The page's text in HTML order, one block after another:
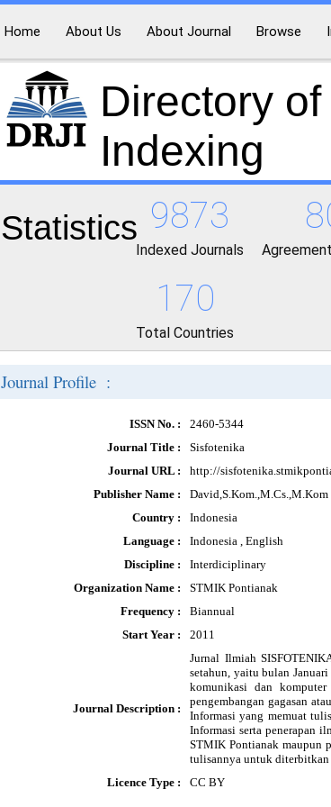
Home About Us About Journal Browse
Directory
Indexing
Statistics 9873
Indexed Journals
170
Total Countries
Journal Profile :
ISSN No. :
2460-5344
Journal Title :
Sisfotenika
Journal URL :
http://
Publisher Name :
David,S.Kom.,M.Cs.,M.Kom
Country :
Indonesia
Language :
Indonesia , English
Discipline :
Interdiciplinary
Organization Name :
STMIK Pontianak
Frequency :
Biannual
Start Year :
2011
Journal Description :
Jurnal Ilmiah
setahun, yaitu bulan
komunikasi dan
pengembangan gagasan
Informasi yang memuat
Informasi serta penerapan
STMIK Pontianak maupun
tulisannya untuk diterbitkan
Licence Type :
CC BY